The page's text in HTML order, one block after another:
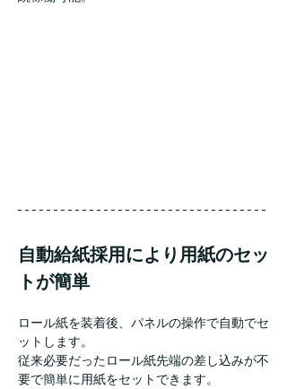
自動給紙採用により用紙のセッ
トが簡単
ロール紙を装着後、パネルの操作で自動でセ
ットします。
従来必要だったロール紙先端の差し込みが不
要で簡単に用紙をセットできます。